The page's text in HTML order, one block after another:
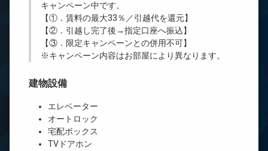
キャンペーン中です。
【①．賃料の最大33％／引越代を還元】
【②．引越し完了後→指定口座へ振込】
【③．限定キャンペーンとの併用不可】
※キャンペーン内容はお部屋により異なります。
建物設備
エレベーター
オートロック
宅配ボックス
TVドアホン